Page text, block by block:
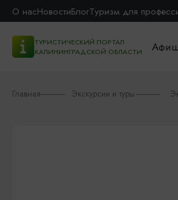
О насНовостиБлогТуризм для
ТУРИСТИЧЕСКИЙ ПОРТАЛ
КАЛИНИНГРАДСКОЙ ОБЛАСТИ
Главная Экскурсии и туры